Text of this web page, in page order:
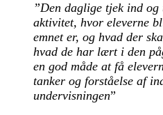
”Den daglige tjek ind
aktivitet, hvor eleverne
emnet er, og hvad der
hvad de har lært i den
en god måde at få
tanker og forståelse af
undervisningen”